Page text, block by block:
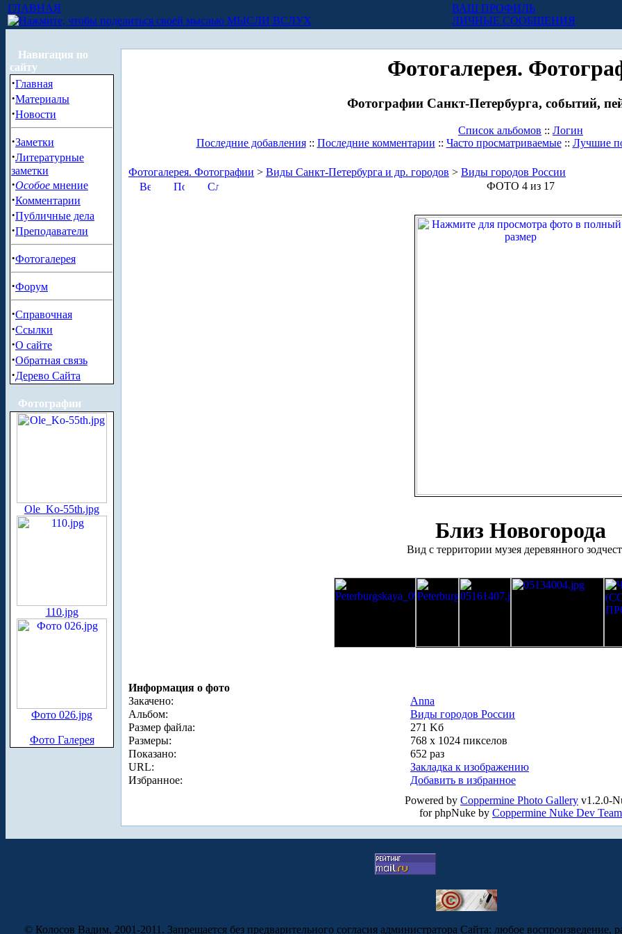
ГЛАВНАЯ
МЫСЛИ ВСЛУХ
ВАШ ПРОФИЛЬ
ЛИЧНЫЕ СООБЩЕНИЯ
Навигация по
сайту
·Главная
·Материалы
·Новости
·Заметки
·Литературные
заметки
·Особое мнение
·Комментарии
·Публичные дела
·Преподаватели
·Фотогалерея
·Форум
·Справочная
·Ссылки
·О сайте
·Обратная связь
·Дерево Сайта
Фотографии
Ole_Ko-55th.jpg
110.jpg
Фото 026.jpg
Фото Галерея
Фотогалерея.
Фотографии Санкт-Петербурга, событий,
Список альбомов :: Логин
Последние добавления:: Последние комментарии :: Часто просматриваемые:: Лучшие
Фотогалерея. Фотографии > Виды Санкт-Петербурга и др. городов > Виды городов России
ФОТО 4 из 17
Близ Новогорода
Вид с территории музея деревянного
Информация о фото
Закачено:
Anna
Альбом:
Виды городов России
Размер файла:
271 Kб
Размеры:
768 x 1024 пикселов
Показано:
652 раз
URL:
Закладка к изображению
Избранное:
Добавить в избранное
Powered by Coppermine Photo Gallery v1.2.0-
for phpNuke by Coppermine Nuke Dev Team
© Колосов Вадим, 2001-2011. Запрещается без предварительного согласия администратора Сайта: любое воспроизведение,